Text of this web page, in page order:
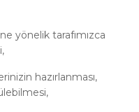
yönelik tarafımızca
hazırlanması,